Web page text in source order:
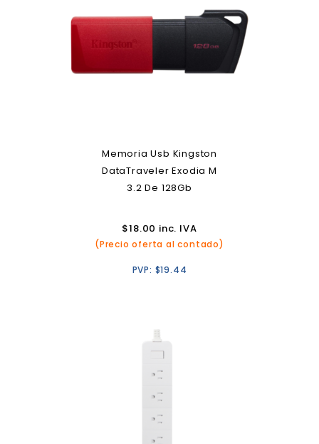
Memoria Usb Kingston
DataTraveler Exodia M
3.2 De 128Gb
$18.00 inc. IVA
(Precio oferta al contado)
PVP: $19.44